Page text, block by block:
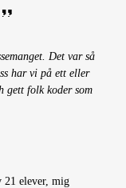
Det var så
har vi på ett eller
gett folk koder som
21 elever, mig